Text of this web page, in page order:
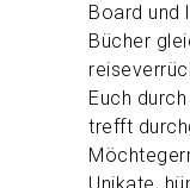
Board und
Bücher
Euch
trefft